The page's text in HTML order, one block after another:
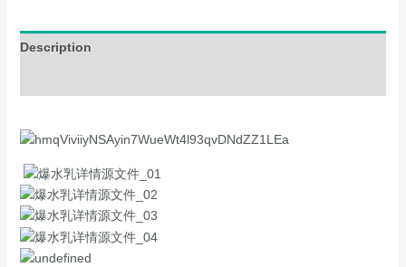
Description